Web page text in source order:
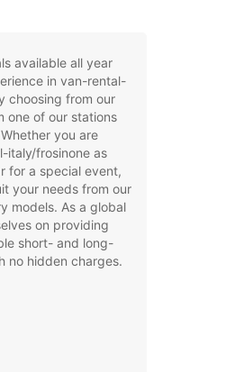
available all year
in van-rental-
choosing from our
one of our stations
you are
italy/frosinone as
for a special event,
your needs from our
models. As a global
on providing
short- and long-
no hidden charges.